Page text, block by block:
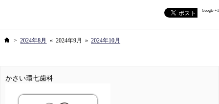
Google +1
ホーム
> 2024年8月 « 2024年9月 » 2024年10月
かさい環七歯科